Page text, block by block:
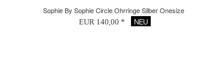
Sophie By Sophie Circle Ohrringe Silber Onesize
EUR 140,00 * NEU